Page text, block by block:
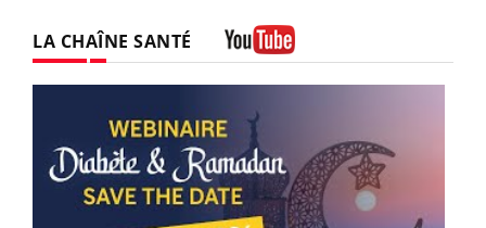
LA CHAÎNE SANTÉ